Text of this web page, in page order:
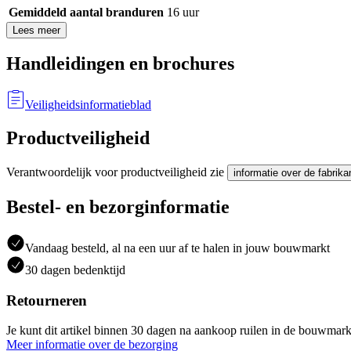
Gemiddeld aantal branduren 16 uur
Lees meer
Handleidingen en brochures
Veiligheidsinformatieblad
Productveiligheid
Verantwoordelijk voor productveiligheid zie informatie over de
Bestel- en bezorginformatie
Vandaag besteld, al na een uur af te halen in jouw bouwmarkt
30 dagen bedenktijd
Retourneren
Je kunt dit artikel binnen 30 dagen na aankoop ruilen in de
Meer informatie over de bezorging